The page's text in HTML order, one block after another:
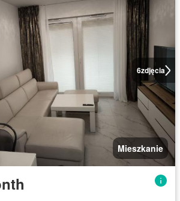
6zdjęcia
Mieszkanie